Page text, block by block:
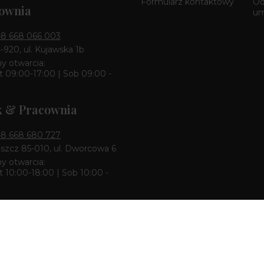
668 066 003
920, ul. Kujawska 1b
otwarcia:
09:00-17:00 | Sob 09:00 -
& Pracownia
668 680 727
85-010, ul. Dworcowa 6
otwarcia:
10:00-18:00 | Sob 10:00 -